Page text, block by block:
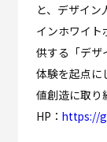
と、デザイン
インホワイト
供する「デザ
体験を起点
値創造に取り
HP： https://